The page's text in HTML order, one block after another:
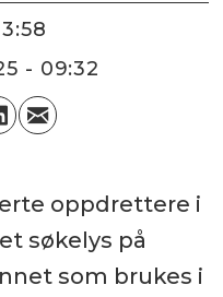
- 09:32
oppdrettere i
søkelys på
som brukes i